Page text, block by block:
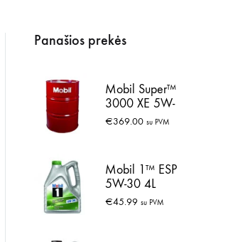
Panašios prekės
Mobil Super™
3000 XE 5W-
30 60L
€369.00 su PVM
Mobil 1™ ESP
5W-30 4L
€45.99 su PVM